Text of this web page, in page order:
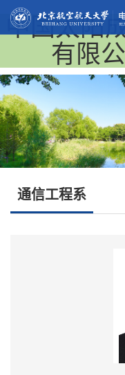
中国太阳
有限
通信工程系